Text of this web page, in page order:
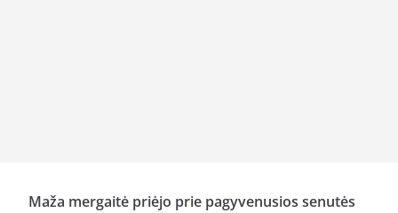
Maža mergaitė priėjo prie pagyvenusios senutės